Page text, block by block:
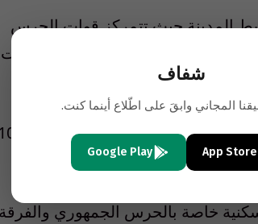
المدينة حيث تتمركز قوات الحرس
للحرس الجمهوري توقفت عن القصف يوم الأربعاء بعدما كانت
وقال الساكن “لديهم كثير من شاحنات الجيش تنزل من جبل قاسيون. يبدو انهم أخلوا مقار الكتيبة 105
خاصة بالحرس الجمهوري والفرقة
شفاف
المجاني وابقَ على اطّلاع أينما كنت.
App Store
Google Play